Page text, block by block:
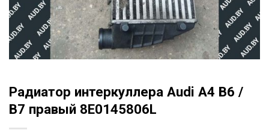
Радиатор интеркуллера Audi A4 B6 /
B7 правый 8E0145806L